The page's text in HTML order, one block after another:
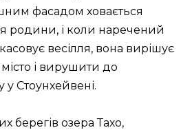
фасадом ховається
родини, і коли наречений
весілля, вона вирішує
і вирушити до
Стоунхейвені.
берегів озера Тахо,